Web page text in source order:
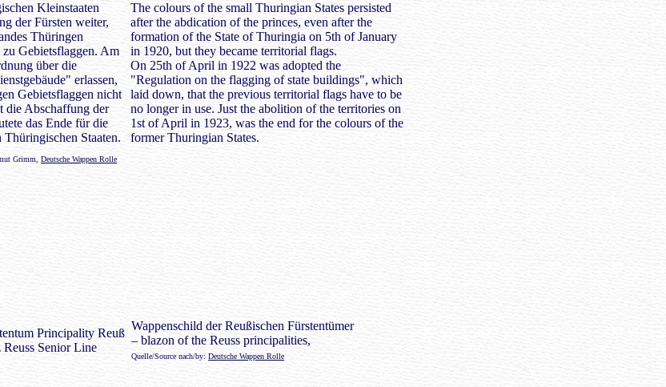
Kleinstaaten
der Fürsten weiter,
Thüringen
Gebietsflaggen. Am
über die
erlassen,
Gebietsflaggen nicht
die Abschaffung der
das Ende für die
Staaten.
The colours of the small Thuringian States persisted
after the abdication of the princes, even after the
formation of the State of Thuringia on 5th of January
in 1920, but they became territorial flags.
On 25th of April in 1922 was adopted the
"Regulation on the flagging of state buildings", which
laid down, that the previous territorial flags have to be
no longer in use. Just the abolition of the territories on
1st of April in 1923, was the end for the colours of the
former Thuringian States.
Grimm, Deutsche Wappen Rolle
Wappenschild der Reußischen Fürstentümer
– blazon of the Reuss principalities,
Quelle/Source nach/by: Deutsche Wappen Rolle